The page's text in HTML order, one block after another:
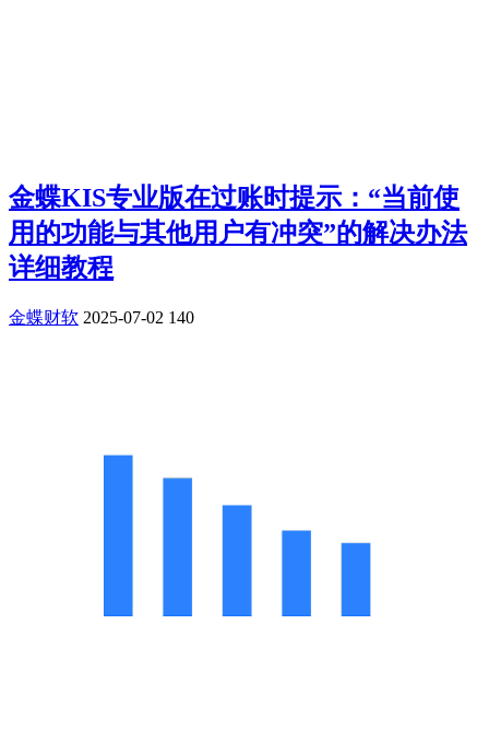
金蝶KIS专业版在过账时提示：“当前使
用的功能与其他用户有冲突”的解决办法
详细教程
金蝶财软 2025-07-02 140